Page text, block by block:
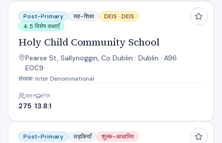
Holy Child Community School
Post-Primary सह-शिक्षा DEIS · DEIS
4.5 विशेष कक्षाएँ
Holy Child Community School
Pearse St, Sallynoggin, Co Dublin · Dublin · A96
E0C9
संरक्षक: Inter Denominational
छात्र
275
PTR
13.8:1
Holy Child Killiney
Post-Primary लड़कियाँ शुल्क-आधारित